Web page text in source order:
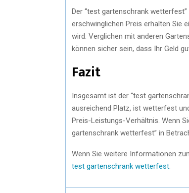
Der “test gartenschrank
erschwinglichen Preis erhalten Sie
wird. Verglichen mit anderen
können sicher sein, dass Ihr Geld
Fazit
Insgesamt ist der “test
ausreichend Platz, ist wetterfest
Preis-Leistungs-Verhältnis. Wenn
gartenschrank wetterfest” in
Wenn Sie weitere Informationen
test gartenschrank wetterfest